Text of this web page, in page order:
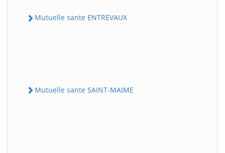
Mutuelle sante ENTREVAUX
Mutuelle sante SAINT-MAIME